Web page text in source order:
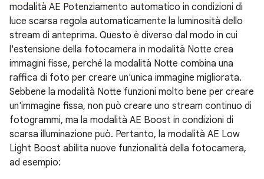
modalità AE Potenziamento automatico in condizioni di
luce scarsa regola automaticamente la luminosità dello
stream di anteprima. Questo è diverso dal modo in cui
l'estensione della fotocamera in modalità Notte crea
immagini fisse, perché la modalità Notte combina una
raffica di foto per creare un'unica immagine migliorata.
Sebbene la modalità Notte funzioni molto bene per creare
un'immagine fissa, non può creare uno stream continuo di
fotogrammi, ma la modalità AE Boost in condizioni di
scarsa illuminazione può. Pertanto, la modalità AE Low
Light Boost abilita nuove funzionalità della fotocamera,
ad esempio: